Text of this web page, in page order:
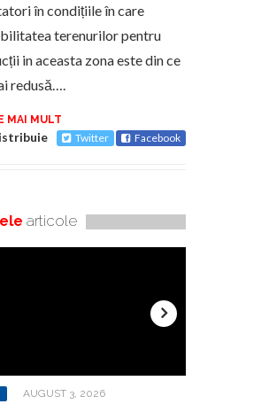
în condițiile în care
terenurilor pentru
in aceasta zona este din ce
redusă….
MAI MULT
Twitter Facebook
articole
AUGUST 3, 2026